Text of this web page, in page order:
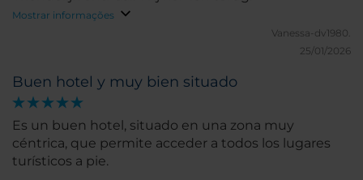
Buen hotel y muy bien situado
Es un buen hotel, situado en una zona muy
céntrica, que permite acceder a todos los lugares
turísticos a pie.
Mostrar informações
Vanessa-dv1980.
25/01/2026